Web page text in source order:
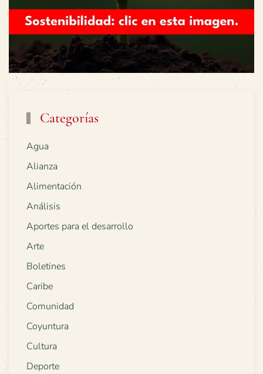
Categorías
Agua
Alianza
Alimentación
Análisis
Aportes para el desarrollo
Arte
Boletines
Caribe
Comunidad
Coyuntura
Cultura
Deporte